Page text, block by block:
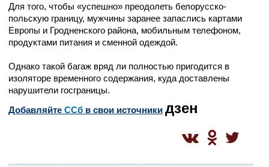
Для того, чтобы «успешно» преодолеть белорусско-
польскую границу, мужчины заранее запаслись картами
Европы и Гродненского района, мобильным телефоном,
продуктами питания и сменной одеждой.
Однако такой багаж вряд ли полностью пригодится в
изоляторе временного содержания, куда доставлены
нарушители госграницы.
Добавляйте CСб в свои источники дзен